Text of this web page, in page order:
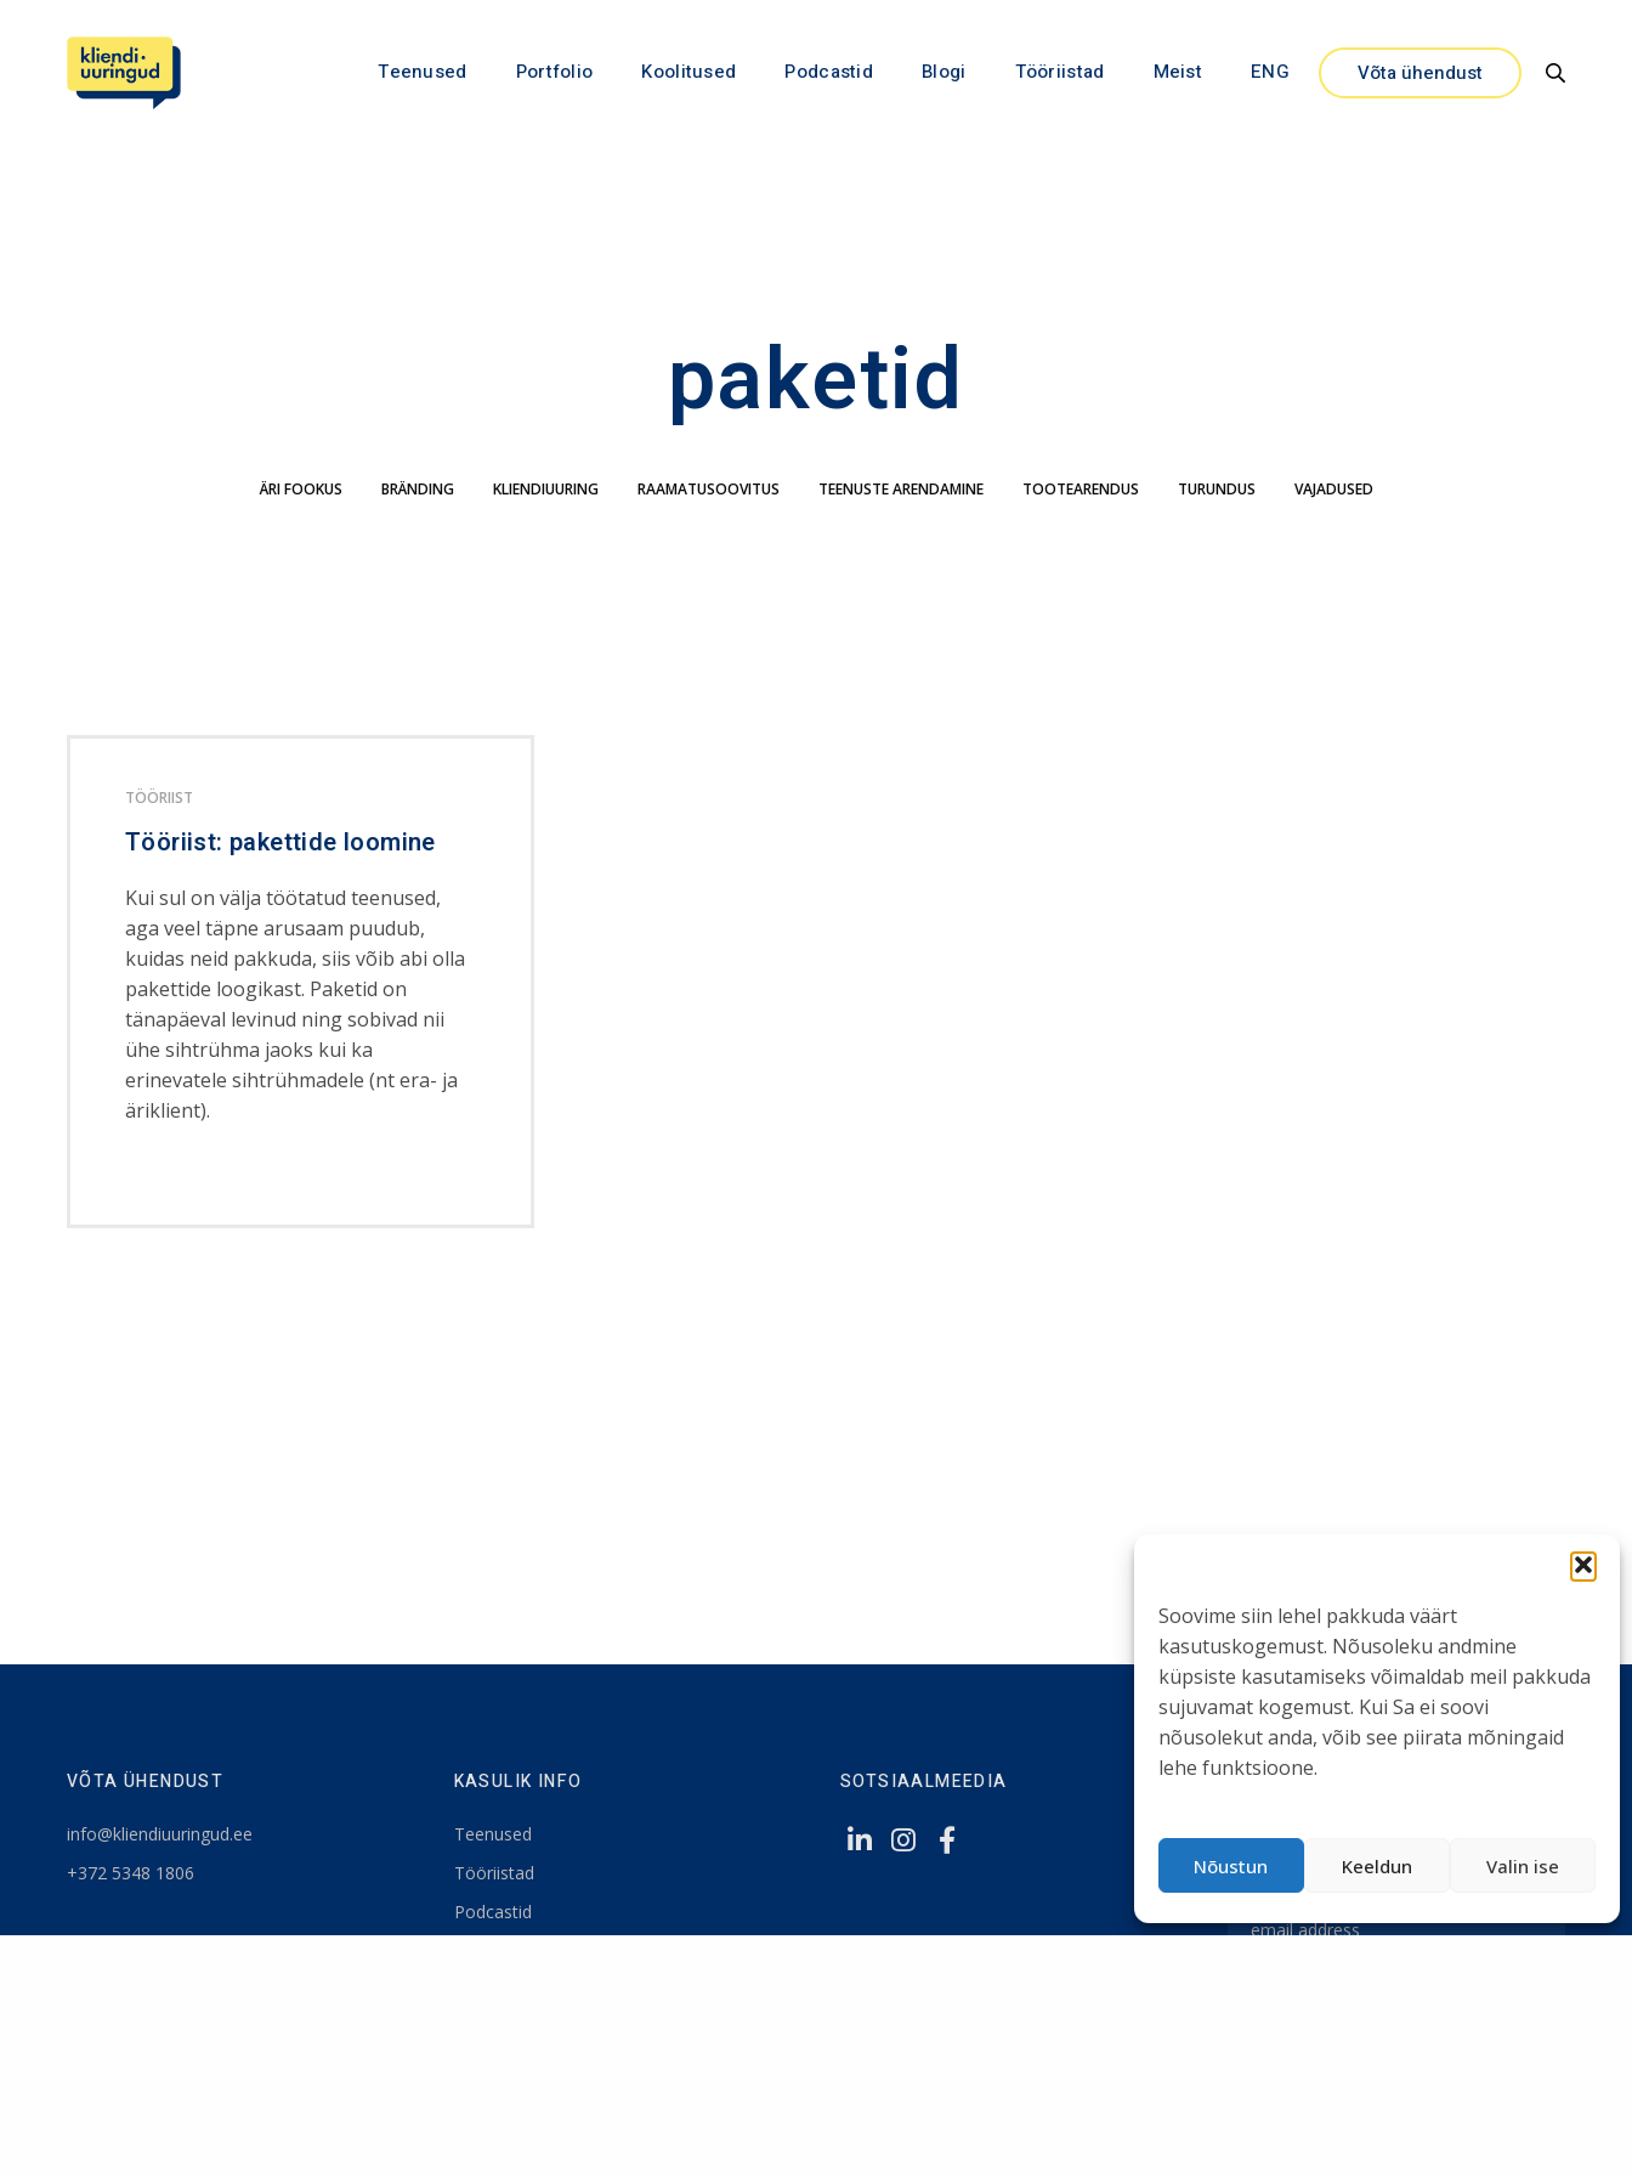
Soovime siin lehel pakkuda väärt
kasutuskogemust. Nõusoleku andmine
küpsiste kasutamiseks võimaldab meil pakkuda
sujuvamat kogemust. Kui Sa ei soovi
nõusolekut anda, võib see piirata mõningaid
lehe funktsioone.
Nõustun Keeldun Valin ise
Teenused Portfolio Koolitused Podcastid Blogi Tööriistad Meist ENG Võta ühendust
paketid
ÄRI FOOKUS BRÄNDING KLIENDIUURING RAAMATUSOOVITUS TEENUSTE ARENDAMINE TOOTEARENDUS TURUNDUS VAJADUSED
TÖÖRIIST
Tööriist: pakettide loomine
Kui sul on välja töötatud teenused,
aga veel täpne arusaam puudub,
kuidas neid pakkuda, siis võib abi olla
pakettide loogikast. Paketid on
tänapäeval levinud ning sobivad nii
ühe sihtrühma jaoks kui ka
erinevatele sihtrühmadele (nt era- ja
äriklient).
VÕTA ÜHENDUST
info@kliendiuuringud.ee
+372 5348 1806
KASULIK INFO
Teenused
Tööriistad
Podcastid
SOTSIAALMEEDIA LIITU UUDISKIRJAGA
Ole kursis meie tegemistega. Peame kinni
privaatsuspoliitikastja ei spämmi.